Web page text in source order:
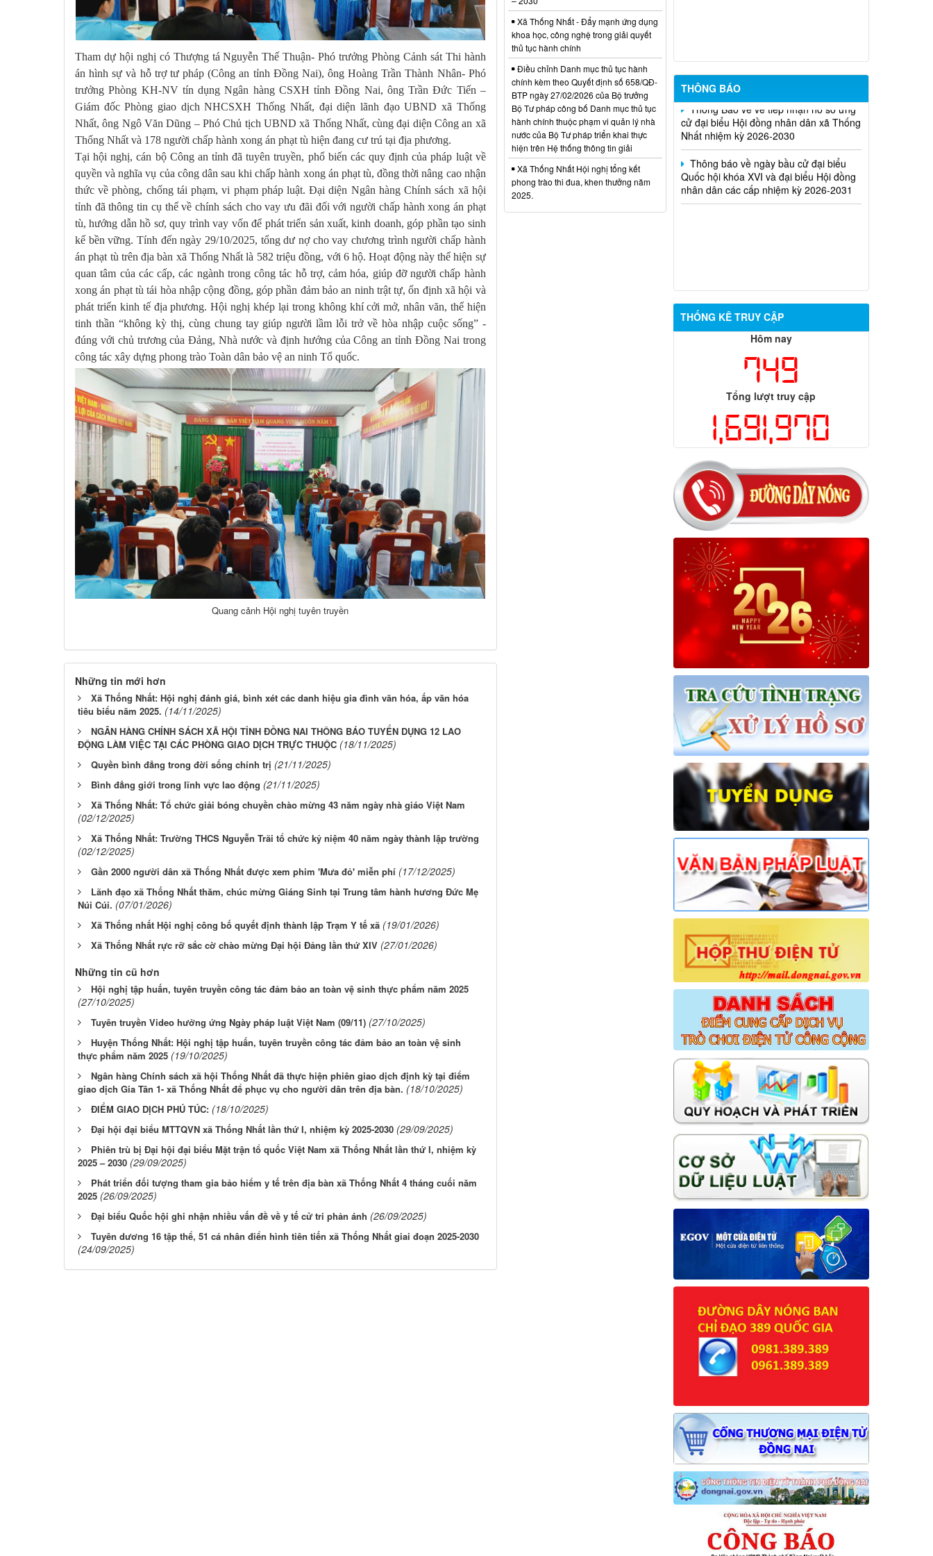
Tham dự hội nghị có Thượng tá Nguyễn Thế Thuận- Phó trưởng Phòng Cảnh sát Thi hành
án hình sự và hỗ trợ tư pháp (Công an tỉnh Đồng Nai), ông Hoàng Trần Thành Nhân- Phó
trưởng Phòng KH-NV tín dụng Ngân hàng CSXH tỉnh Đồng Nai, ông Trần Đức Tiến –
Giám đốc Phòng giao dịch NHCSXH Thống Nhất, đại diện lãnh đạo UBND xã Thống
Nhất, ông Ngô Văn Dũng – Phó Chủ tịch UBND xã Thống Nhất, cùng đại diện Công an xã
Thống Nhất và 178 người chấp hành xong án phạt tù hiện đang cư trú tại địa phương.
Tại hội nghị, cán bộ Công an tỉnh đã tuyên truyền, phổ biến các quy định của pháp luật về
quyền và nghĩa vụ của công dân sau khi chấp hành xong án phạt tù, đồng thời nâng cao nhận
thức về phòng, chống tái phạm, vi phạm pháp luật. Đại diện Ngân hàng Chính sách xã hội
tỉnh đã thông tin cụ thể về chính sách cho vay ưu đãi đối với người chấp hành xong án phạt
tù, hướng dẫn hồ sơ, quy trình vay vốn để phát triển sản xuất, kinh doanh, góp phần tạo sinh
kế bền vững. Tính đến ngày 29/10/2025, tổng dư nợ cho vay chương trình người chấp hành
án phạt tù trên địa bàn xã Thống Nhất là 582 triệu đồng, với 6 hộ. Hoạt động này thể hiện sự
quan tâm của các cấp, các ngành trong công tác hỗ trợ, cảm hóa, giúp đỡ người chấp hành
xong án phạt tù tái hòa nhập cộng đồng, góp phần đảm bảo an ninh trật tự, ổn định xã hội và
phát triển kinh tế địa phương. Hội nghị khép lại trong không khí cởi mở, nhân văn, thể hiện
tinh thần “không kỳ thị, cùng chung tay giúp người lầm lỗi trở về hòa nhập cuộc sống” -
đúng với chủ trương của Đảng, Nhà nước và định hướng của Công an tỉnh Đồng Nai trong
công tác xây dựng phong trào Toàn dân bảo vệ an ninh Tổ quốc.
Quang cảnh Hội nghị tuyên truyền
Những tin mới hơn
Xã Thống Nhất: Hội nghị đánh giá, bình xét các danh hiệu gia đình văn hóa, ấp văn hóa
tiêu biểu năm 2025. (14/11/2025)
NGÂN HÀNG CHÍNH SÁCH XÃ HỘI TỈNH ĐỒNG NAI THÔNG BÁO TUYỂN DỤNG 12 LAO
ĐỘNG LÀM VIỆC TẠI CÁC PHÒNG GIAO DỊCH TRỰC THUỘC (18/11/2025)
Quyền bình đẳng trong đời sống chính trị (21/11/2025)
Bình đẳng giới trong lĩnh vực lao động (21/11/2025)
Xã Thống Nhất: Tổ chức giải bóng chuyền chào mừng 43 năm ngày nhà giáo Việt Nam
(02/12/2025)
Xã Thống Nhất: Trường THCS Nguyễn Trãi tổ chức kỷ niệm 40 năm ngày thành lập trường
(02/12/2025)
Gần 2000 người dân xã Thống Nhất được xem phim 'Mưa đỏ' miễn phí (17/12/2025)
Lãnh đạo xã Thống Nhất thăm, chúc mừng Giáng Sinh tại Trung tâm hành hương Đức Mẹ
Núi Cúi. (07/01/2026)
Xã Thống nhất Hội nghị công bố quyết định thành lập Trạm Y tế xã (19/01/2026)
Xã Thống Nhất rực rỡ sắc cờ chào mừng Đại hội Đảng lần thứ XIV (27/01/2026)
Những tin cũ hơn
Hội nghị tập huấn, tuyên truyền công tác đảm bảo an toàn vệ sinh thực phẩm năm 2025
(27/10/2025)
Tuyên truyền Video hưởng ứng Ngày pháp luật Việt Nam (09/11) (27/10/2025)
Huyện Thống Nhất: Hội nghị tập huấn, tuyên truyền công tác đảm bảo an toàn vệ sinh
thực phẩm năm 2025 (19/10/2025)
Ngân hàng Chính sách xã hội Thống Nhất đã thực hiện phiên giao dịch định kỳ tại điểm
giao dịch Gia Tân 1- xã Thống Nhất để phục vụ cho người dân trên địa bàn. (18/10/2025)
ĐIỂM GIAO DỊCH PHÚ TÚC: (18/10/2025)
Đại hội đại biểu MTTQVN xã Thống Nhất lần thứ I, nhiệm kỳ 2025-2030 (29/09/2025)
Phiên trù bị Đại hội đại biểu Mặt trận tổ quốc Việt Nam xã Thống Nhất lần thứ I, nhiệm kỳ
2025 – 2030 (29/09/2025)
Phát triển đối tượng tham gia bảo hiểm y tế trên địa bàn xã Thống Nhất 4 tháng cuối năm
2025 (26/09/2025)
Đại biểu Quốc hội ghi nhận nhiều vấn đề về y tế cử tri phản ánh (26/09/2025)
Tuyên dương 16 tập thể, 51 cá nhân điển hình tiên tiến xã Thống Nhất giai đoạn 2025-2030
(24/09/2025)
THÔNG BÁO
xã Thống Nhất
Thông Báo về về tiếp nhận hồ sơ ứng
cử đại biểu Hội đồng nhân dân xã Thống
Nhất nhiệm kỳ 2026-2030
Thông báo về ngày bầu cử đại biểu
Quốc hội khóa XVI và đại biểu Hội đồng
nhân dân các cấp nhiệm kỳ 2026-2031
THỐNG KÊ TRUY CẬP
Hôm nay
749
Tổng lượt truy cập
1,691,970
Xã Thống Nhất - Đẩy mạnh ứng dụng
khoa học, công nghệ trong giải quyết
thủ tục hành chính
Điều chỉnh Danh mục thủ tục hành
chính kèm theo Quyết định số 658/QĐ-
BTP ngày 27/02/2026 của Bộ trưởng
Bộ Tư pháp công bố Danh mục thủ tục
hành chính thuộc phạm vi quản lý nhà
nước của Bộ Tư pháp triển khai thực
hiện trên Hệ thống thông tin giải
Xã Thống Nhất Hội nghị tổng kết
phong trào thi đua, khen thưởng năm
2025.